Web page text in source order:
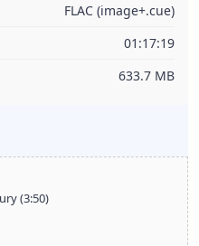
FLAC (image+.cue)
01:17:19
633.7 MB
(3:50)